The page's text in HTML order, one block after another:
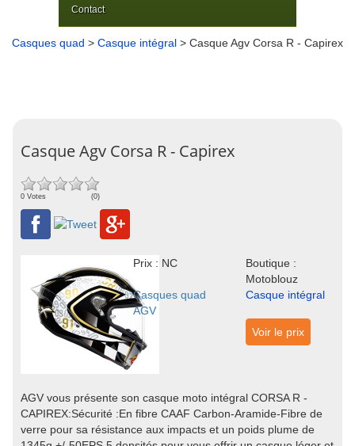
Contact
Casques quad > Casque intégral > Casque Agv Corsa R - Capirex
Casque Agv Corsa R - Capirex
0 Votes (0)
Prix : NC
Boutique :
Motoblouz
Casques quad
AGV
Casque intégral
Voir le prix
AGV vous présente son casque moto intégral CORSA R -
CAPIREX:Sécurité :En fibre CAAF Carbon-Aramide-Fibre de
verre pour sa résistance aux impacts et un poids plume de